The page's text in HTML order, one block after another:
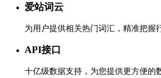
爱站词云
为用户提供相关热门词汇，精准把握
API接口
十亿级数据支持，为您提供更方便的